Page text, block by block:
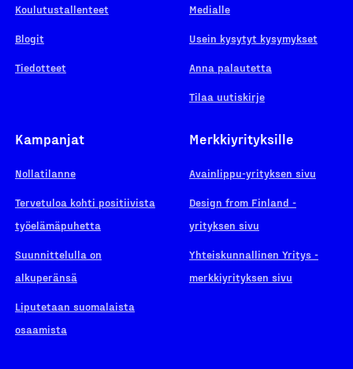
Koulutustallenteet
Blogit
Tiedotteet
Medialle
Usein kysytyt kysymykset
Anna palautetta
Tilaa uutiskirje
Kampanjat
Nollatilanne
Tervetuloa kohti positiivista
työelämäpuhetta
Suunnittelulla on
alkuperänsä
Liputetaan suomalaista
osaamista
Merkkiyrityksille
Avainlippu-yrityksen sivu
Design from Finland -
yrityksen sivu
Yhteiskunnallinen Yritys -
merkkiyrityksen sivu